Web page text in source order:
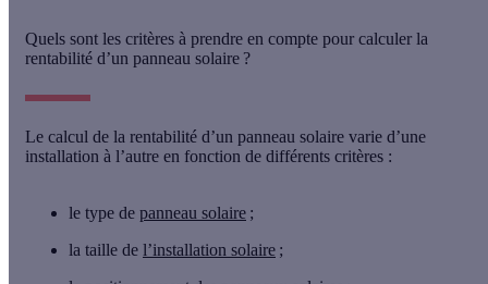
Quels sont les critères à prendre en compte pour calculer la
rentabilité d’un panneau solaire ?
Le calcul de la rentabilité d’un panneau solaire varie d’une
installation à l’autre en fonction de différents critères :
le type de panneau solaire ;
la taille de l’installation solaire ;